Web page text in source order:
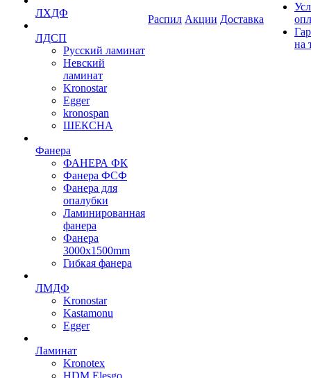
ЛХДФ
ЛДСП
Русский ламинат
Невский
ламинат
Kronostar
Egger
kronospan
ШЕКСНА
Фанера
ФАНЕРА ФК
Фанера ФСФ
Фанера для
опалубки
Ламинированная
фанера
Фанера
3000х1500mm
Гибкая фанера
ЛМДФ
Kronostar
Kastamonu
Egger
Ламинат
Kronotex
HDM Elesgo
Распил Акции Доставка
на